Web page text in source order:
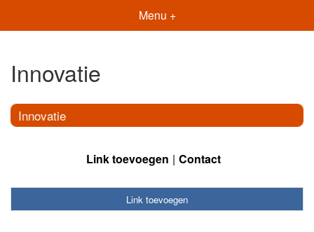
Menu +
Innovatie
Innovatie
Link toevoegen Contact
Link toevoegen